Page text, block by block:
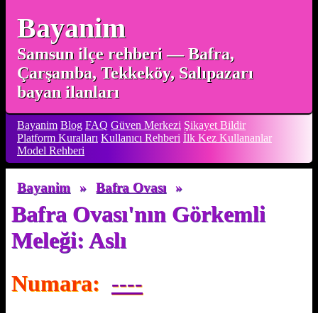
Bayanim
Samsun ilçe rehberi — Bafra,
Çarşamba, Tekkeköy, Salıpazarı
bayan ilanları
Bayanim Blog FAQ Güven Merkezi Şikayet Bildir
Platform Kuralları Kullanıcı Rehberi İlk Kez Kullananlar
Model Rehberi
Bayanim » Bafra Ovası »
Bafra Ovası'nın Görkemli
Meleği: Aslı
Numara: ----